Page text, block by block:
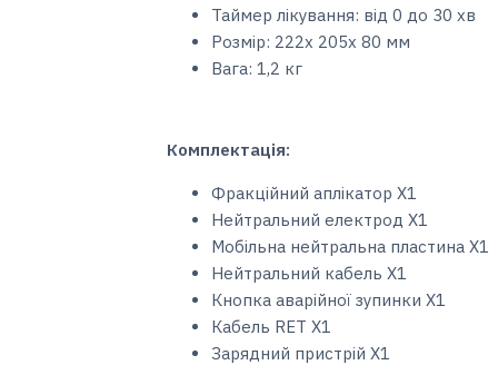
Таймер лікування: від 0 до 30 хв
Розмір: 222x 205x 80 мм
Вага: 1,2 кг
Комплектація:
Фракційний аплікатор X1
Нейтральний електрод X1
Мобільна нейтральна пластина X1
Нейтральний кабель X1
Кнопка аварійної зупинки X1
Кабель RET X1
Зарядний пристрій Х1